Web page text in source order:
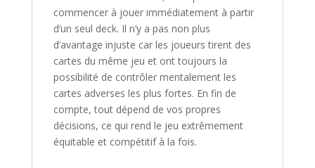
commencer à jouer immédiatement à partir
d’un seul deck. Il n’y a pas non plus
d’avantage injuste car les joueurs tirent des
cartes du même jeu et ont toujours la
possibilité de contrôler mentalement les
cartes adverses les plus fortes. En fin de
compte, tout dépend de vos propres
décisions, ce qui rend le jeu extrêmement
équitable et compétitif à la fois.